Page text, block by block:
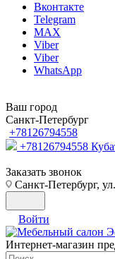
Вконтакте
Telegram
MAX
Viber
Viber
WhatsApp
Ваш город
Санкт-Петербург
+78126794558
+78126794558
Заказать звонок
Санкт-Петербург,
Войти
Интернет-магазин